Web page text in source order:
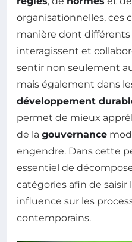
organisationnelles, ces
manière dont différents
interagissent et
sentir non seulement
mais également dans
développement
permet de mieux
de la gouvernance
engendre. Dans cette
essentiel de
catégories afin de
influence sur les
contemporains.